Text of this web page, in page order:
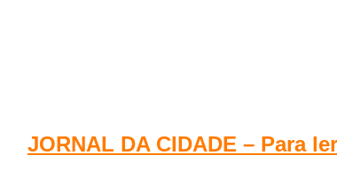
JORNAL DA CIDADE – Para